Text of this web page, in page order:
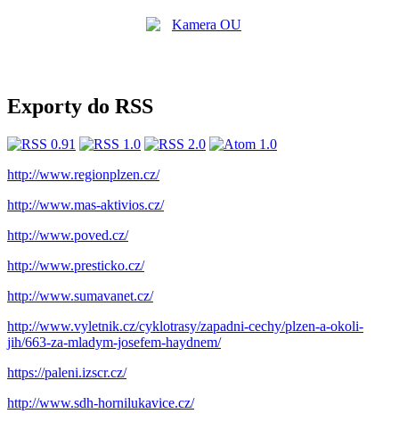
Exporty do RSS
http://www.regionplzen.cz/
http://www.mas-aktivios.cz/
http://www.poved.cz/
http://www.presticko.cz/
http://www.sumavanet.cz/
http://www.vyletnik.cz/cyklotrasy/zapadni-cechy/plzen-a-okoli-
jih/663-za-mladym-josefem-haydnem/
https://paleni.izscr.cz/
http://www.sdh-hornilukavice.cz/